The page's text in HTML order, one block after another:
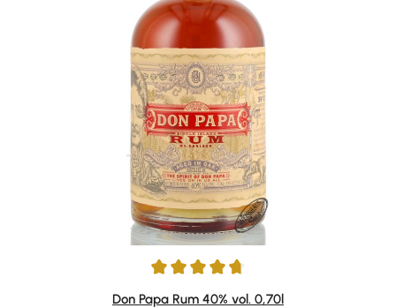
Durchschnittliche Bewertung von 4.87 von 5 Sternen
Don Papa Rum 40% vol. 0,70l